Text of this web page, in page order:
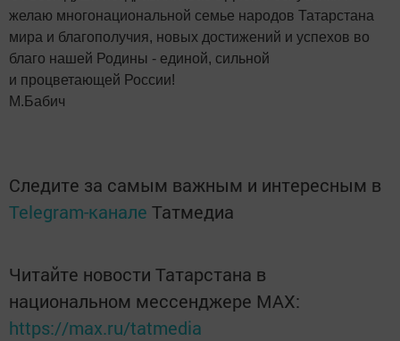
желаю многонациональной семье народов Татарстана
мира и благополучия, новых достижений и успехов во
благо нашей Родины - единой, сильной
и процветающей России!
М.Бабич
Следите за самым важным и интересным в
Telegram-канале Татмедиа
Читайте новости Татарстана в
национальном мессенджере MАХ:
https://max.ru/tatmedia